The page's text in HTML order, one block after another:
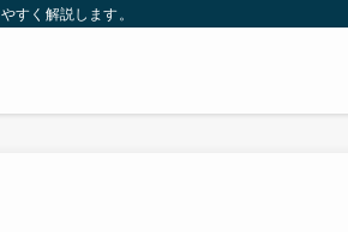
すく解説します。